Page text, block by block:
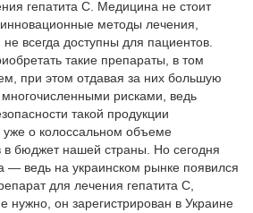
гепатита С. Медицина не стоит
методы лечения,
всегда доступны для пациентов.
такие препараты, в том
при этом отдавая за них большую
рисками, ведь
такой продукции
уже о колоссальном объеме
в бюджет нашей страны. Но сегодня
ведь на украинском рынке появился
для лечения гепатита С,
нужно, он зарегистрирован в Украине